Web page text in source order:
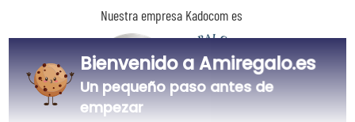
Nuestra empresa Kadocom es
Bienvenido a Amiregalo.es
Un pequeño paso antes de
empezar